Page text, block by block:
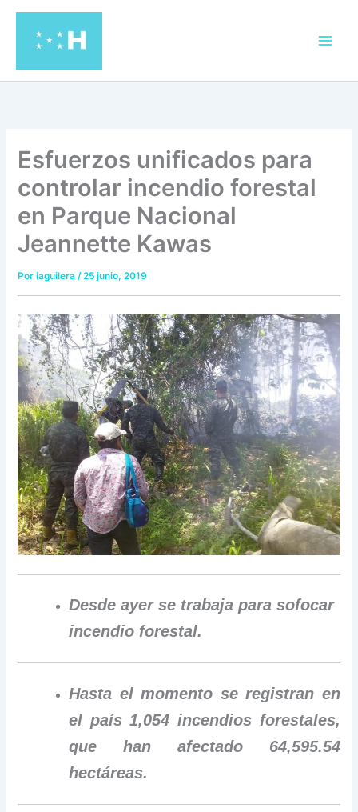
contenido
Esfuerzos unificados para
controlar incendio forestal
en Parque Nacional
Jeannette Kawas
Poriaguilera/25 junio, 2019
Desde ayer se trabaja para sofocar
incendio forestal.
Hasta el momento se registran en
el país 1,054 incendios forestales,
que han afectado 64,595.54
hectáreas.